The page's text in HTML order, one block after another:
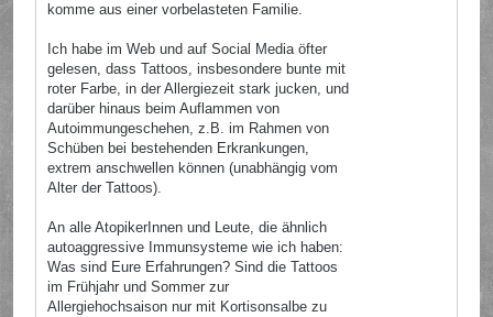
komme aus einer vorbelasteten Familie.
Ich habe im Web und auf Social Media öfter
gelesen, dass Tattoos, insbesondere bunte mit
roter Farbe, in der Allergiezeit stark jucken, und
darüber hinaus beim Auflammen von
Autoimmungeschehen, z.B. im Rahmen von
Schüben bei bestehenden Erkrankungen,
extrem anschwellen können (unabhängig vom
Alter der Tattoos).
An alle AtopikerInnen und Leute, die ähnlich
autoaggressive Immunsysteme wie ich haben:
Was sind Eure Erfahrungen? Sind die Tattoos
im Frühjahr und Sommer zur
Allergiehochsaison nur mit Kortisonsalbe zu